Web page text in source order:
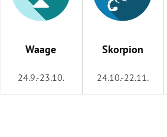
Waage
24.9.-23.10.
Skorpion
24.10.-22.11.